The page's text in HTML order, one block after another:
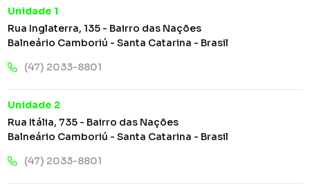
Unidade 1
Rua Inglaterra, 135 - Bairro das Nações
Balneário Camboriú - Santa Catarina - Brasil
(47) 2033-8801
Unidade 2
Rua Itália, 735 - Bairro das Nações
Balneário Camboriú - Santa Catarina - Brasil
(47) 2033-8801